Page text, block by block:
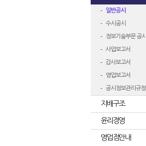
일반공시
수시공시
정보기술부문 공시
사업보고서
감사보고서
영업보고서
공시정보관리규정
지배구조
윤리경영
영업점안내